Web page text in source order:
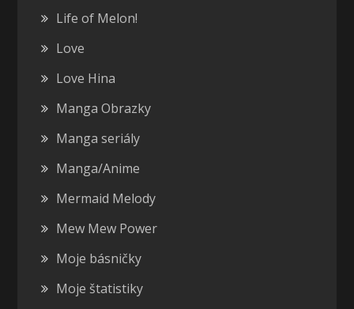
Life of Melon!
Love
Love Hina
Manga Obrazky
Manga seriály
Manga/Anime
Mermaid Melody
Mew Mew Power
Moje básničky
Moje štatistiky